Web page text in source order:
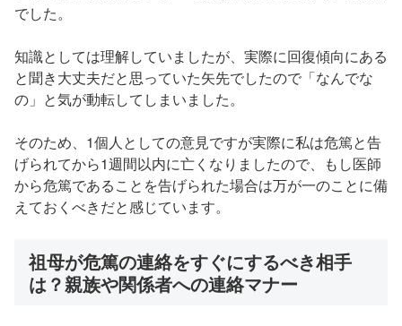
でした。
知識としては理解していましたが、実際に回復傾向にある
と聞き大丈夫だと思っていた矢先でしたので「なんでな
の」と気が動転してしまいました。
そのため、1個人としての意見ですが実際に私は危篤と告
げられてから1週間以内に亡くなりましたので、もし医師
から危篤であることを告げられた場合は万が一のことに備
えておくべきだと感じています。
祖母が危篤の連絡をすぐにするべき相手
は？親族や関係者への連絡マナー